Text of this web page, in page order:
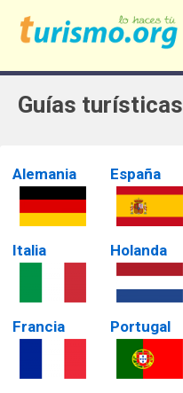
Guías turísticas
Alemania
Italia
Francia
España
Holanda
Portugal